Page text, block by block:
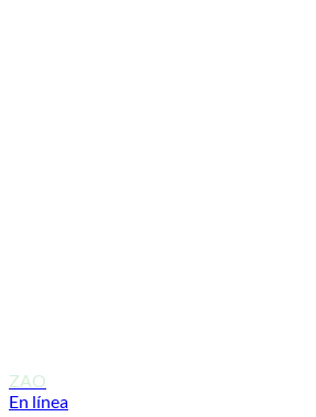
ZAO
En línea